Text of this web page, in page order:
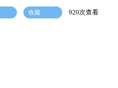
收藏 920次查看